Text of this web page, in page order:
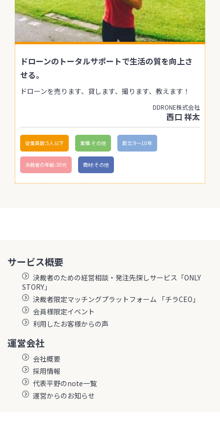
ドローンのトータルサポートで生活の質を向上さ
せる。
ドローンを売ります、貸します、撮ります、教えます！
DDRONE株式会社
西口 祥太
従業員数:5人以下 業種:その他 創立:9〜10年
決裁者の年齢:30代 商材:その他
サービス概要
決裁者のための経営相談・発注先探しサービス「ONLY
STORY」
決裁者限定マッチングプラットフォーム 「チラCEO」
会員様限定イベント
利用したお客様からの声
運営会社
会社概要
採用情報
代表平野のnote一覧
運営からのお知らせ